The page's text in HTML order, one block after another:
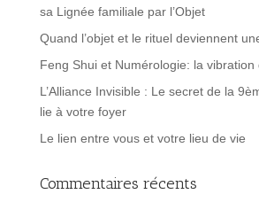
sa Lignée familiale par l’Objet
Quand l’objet et le rituel deviennent
Feng Shui et Numérologie: la vibration
L’Alliance Invisible : Le secret de la
lie à votre foyer
Le lien entre vous et votre lieu de vie
Commentaires récents